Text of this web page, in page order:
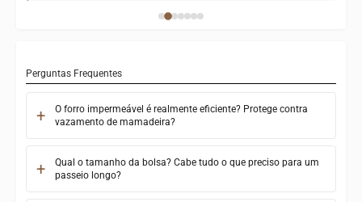
Perguntas Frequentes
O forro impermeável é realmente eficiente? Protege contra
vazamento de mamadeira?
Qual o tamanho da bolsa? Cabe tudo o que preciso para um
passeio longo?